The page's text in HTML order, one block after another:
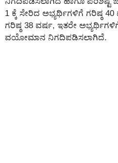
1 ಕ್ಕೆ ಸೇರಿದ ಅಭ್ಯರ್ಥಿಗಳಿಗೆ ಗರಿಷ್ಠ
ಗರಿಷ್ಠ 38 ವರ್ಷ, ಇತರೇ
ವಯೋಮಾನ ನಿಗದಿಪಡಿಸಲಾಗಿದೆ.